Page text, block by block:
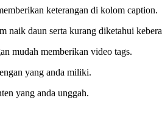
keterangan di kolom caption.
daun serta kurang diketahui
mudah memberikan video tags.
yang anda miliki.
yang anda unggah.